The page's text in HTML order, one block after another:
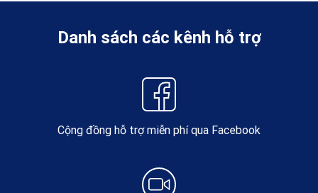
Danh sách các kênh hỗ trợ
Cộng đồng hỗ trợ miễn phí qua Facebook